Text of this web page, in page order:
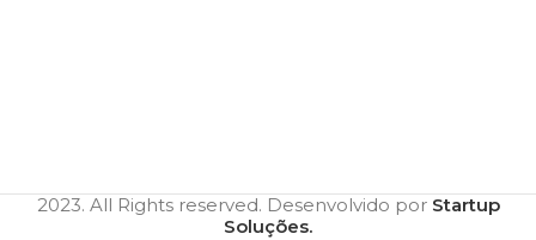
2023. All Rights reserved. Desenvolvido por Startup
Soluções.